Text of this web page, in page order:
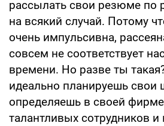
рассылать свои резюме по
на всякий случай. Потому
очень импульсивна,
совсем не соответствует
времени. Но разве ты
идеально планируешь свои
определяешь в своей
талантливых сотрудников и